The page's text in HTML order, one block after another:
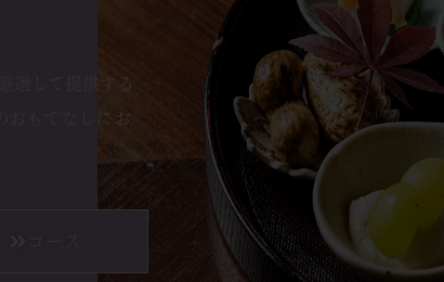
選して提供する
おもてなしにお